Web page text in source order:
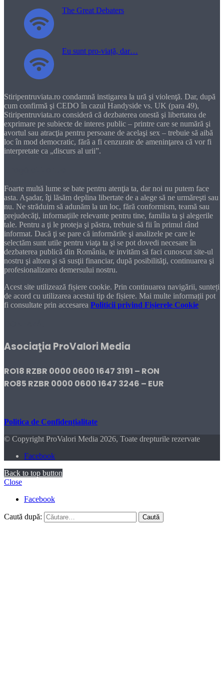
The Great Debaters
Eu sunt pro-viață, dar…
Stiripentruviata.ro condamnă instigarea la ură şi violenţă. Dar, după
cum confirmă şi CEDO în cazul Handyside vs. UK (para 49),
Stiripentruviata.ro consideră că dezbaterea onestă şi libertatea de
exprimare pe subiecte de interes public – printre care se numără şi
avortul sau atracţia pentru persoane de acelaşi sex – trebuie să aibă
loc în mod democratic, fără a fi cenzurate de ameninţarea că vor fi
interpretate ca „discurs al urii”.
Foarte multă lume se bate pentru atenţia ta, dar noi nu putem face
asta. Aşadar, îţi lăsăm deplina libertate de a alege să ne urmăreşti sau
nu. Ne străduim să adunăm la un loc, fără conformism, teamă sau
prejudecăţi, informaţiile relevante pentru tine, familia ta şi alegerile
tale. Pentru a ţi le proteja şi păstra, trebuie să fii în primul rând
informat. Dacă ţi se pare că informările şi analizele pe care le
selectăm sunt utile pentru viaţa ta şi se pot dovedi necesare în
dezbaterea publică din România, te invităm să faci cunoscut site-ul
nostru şi altora şi să susţii financiar, după posibilităţi, continuarea şi
profesionalizarea demersului nostru.
Acest site utilizează fișiere cookie. Prin continuarea navigării, sunteți
de acord cu utilizarea acestui tip de fișiere. Mai multe informații pot
fi consultate prin accesarea Politicii privind Fișierele Cookie
Asociaţia ProValori Media
RO18 RZBR 0000 0600 1647 3191 – RON
RO85 RZBR 0000 0600 1647 3246 – EUR
Politica de Confidențialitate
© Copyright ProValori Media 2026, Toate drepturile rezervate
Facebook
Back to top button
Close
Facebook
Caută după: